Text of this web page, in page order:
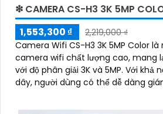
❇ CAMERA CS-H3 3K 5MP
1,553,300 ₫
2,219,000 ₫
Camera Wifi CS-H3 3K 5MP Color
camera wifi chất lượng cao, mang
với độ phân giải 3K và 5MP. Với khả năng kết nối không
dây, người dùng có thể dễ dàng